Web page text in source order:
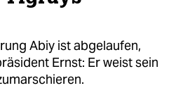
Abiy ist abgelaufen,
Ernst: Er weist sein